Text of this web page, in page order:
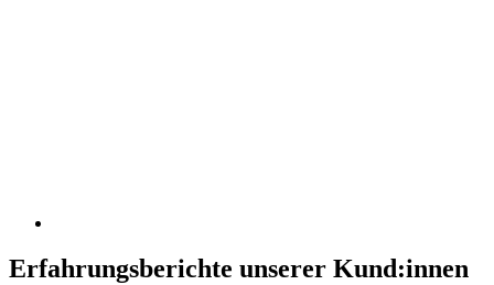
Erfahrungsberichte unserer Kund:innen